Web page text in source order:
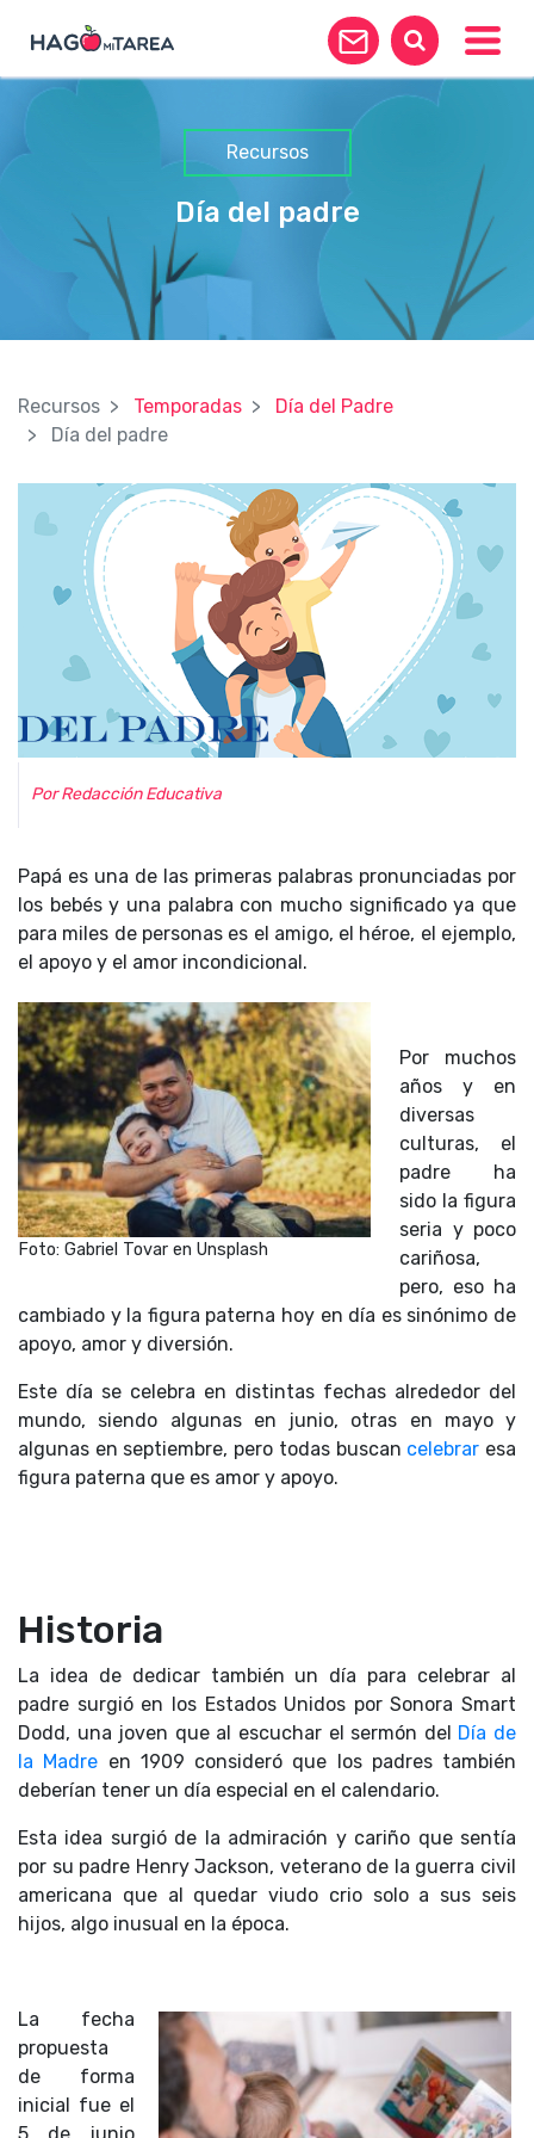
Recursos
Día del padre
Recursos Temporadas
Día del Padre
Día del padre
Por Redacción Educativa
Papá es una de las primeras palabras pronunciadas por
los bebés y una palabra con mucho significado ya que
para miles de personas es el amigo, el héroe, el ejemplo,
el apoyo y el amor incondicional.
Foto: Gabriel Tovar en Unsplash
Por muchos
años y en
diversas
culturas, el
padre ha
sido la figura
seria y poco
cariñosa,
pero, eso ha
cambiado y la figura paterna hoy en día es sinónimo de
apoyo, amor y diversión.
Este día se celebra en distintas fechas alrededor del
mundo, siendo algunas en junio, otras en mayo y
algunas en septiembre, pero todas buscan celebrar esa
figura paterna que es amor y apoyo.
Historia
La idea de dedicar también un día para celebrar al
padre surgió en los Estados Unidos por Sonora Smart
Dodd, una joven que al escuchar el sermón del Día de
la Madre en 1909 consideró que los padres también
deberían tener un día especial en el calendario.
Esta idea surgió de la admiración y cariño que sentía
por su padre Henry Jackson, veterano de la guerra civil
americana que al quedar viudo crio solo a sus seis
hijos, algo inusual en la época.
La fecha
propuesta
de forma
inicial fue el